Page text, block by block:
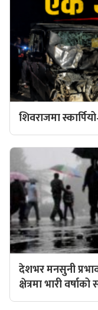
शिवराजमा
देशभर मनसुनी
क्षेत्रमा भारी